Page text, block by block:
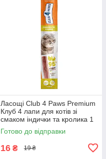
Ласощі Club 4 Paws Premium
Клуб 4 лапи для котів зі
смаком індички та кролика 1
шт.
Готово до відправки
16 ₴ 19 ₴